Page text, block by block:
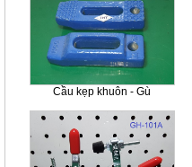
Cầu kẹp khuôn - Gù